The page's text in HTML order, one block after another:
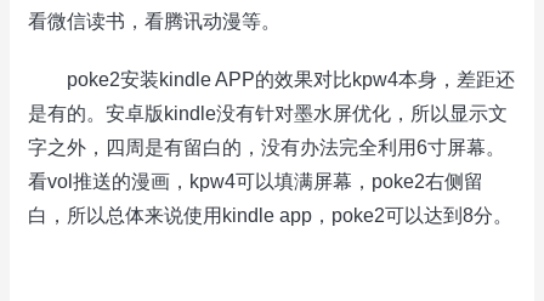
看微信读书，看腾讯动漫等。
poke2安装kindle APP的效果对比kpw4本身，差距还
是有的。安卓版kindle没有针对墨水屏优化，所以显示文
字之外，四周是有留白的，没有办法完全利用6寸屏幕。
看vol推送的漫画，kpw4可以填满屏幕，poke2右侧留
白，所以总体来说使用kindle app，poke2可以达到8分。